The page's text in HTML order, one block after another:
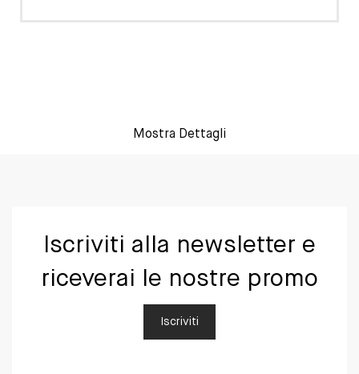
Mostra Dettagli
Iscriviti alla newsletter e
riceverai le nostre promo
Iscriviti